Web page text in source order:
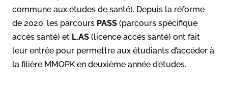
commune aux études de santé). Depuis la réforme
de 2020, les parcours PASS (parcours spécifique
accès santé) et L.AS (licence accès santé) ont fait
leur entrée pour permettre aux étudiants d’accéder à
la filière MMOPK en deuxième année d’études.